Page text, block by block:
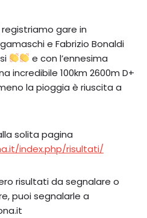
gare in
e Fabrizio Bonaldi
e con l’ennesima
incredibile 100km 2600m D+
la pioggia è riuscita a
solita pagina
index.php/risultati/
risultati da segnalare o
puoi segnalarle a